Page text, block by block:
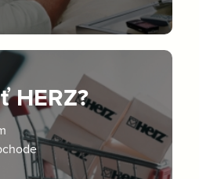
HERZ?